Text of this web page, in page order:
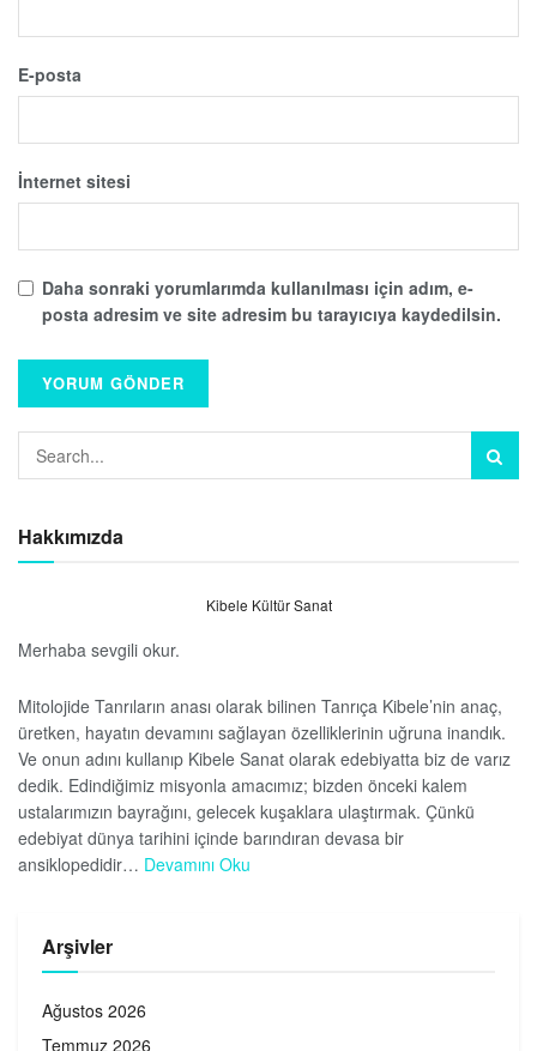
E-posta
İnternet sitesi
Daha sonraki yorumlarımda kullanılması için adım, e-
posta adresim ve site adresim bu tarayıcıya kaydedilsin.
Hakkımızda
Kibele Kültür Sanat
Merhaba sevgili okur.
Mitolojide Tanrıların anası olarak bilinen Tanrıça Kibele’nin anaç,
üretken, hayatın devamını sağlayan özelliklerinin uğruna inandık.
Ve onun adını kullanıp Kibele Sanat olarak edebiyatta biz de varız
dedik. Edindiğimiz misyonla amacımız; bizden önceki kalem
ustalarımızın bayrağını, gelecek kuşaklara ulaştırmak. Çünkü
edebiyat dünya tarihini içinde barındıran devasa bir
ansiklopedidir… Devamını Oku
Arşivler
Ağustos 2026
Temmuz 2026